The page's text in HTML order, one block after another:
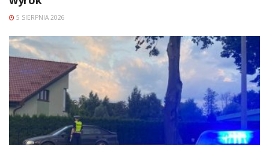
5 SIERPNIA 2026